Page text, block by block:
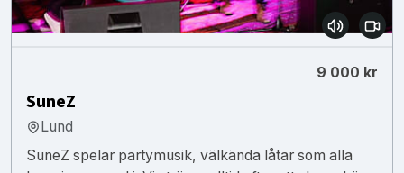
9 000 kr
SuneZ
Lund
SuneZ spelar partymusik, välkända låtar som alla